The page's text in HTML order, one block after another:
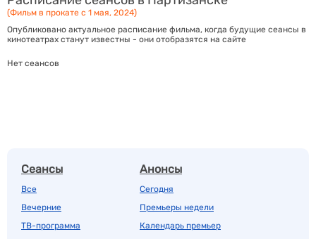
(Фильм в прокате с 1 мая, 2024)
Опубликовано актуальное расписание фильма, когда будущие сеансы в
кинотеатрах станут известны - они отобразятся на сайте
Нет сеансов
Сеансы
Все
Вечерние
ТВ-программа
Анонсы
Сегодня
Премьеры недели
Календарь премьер